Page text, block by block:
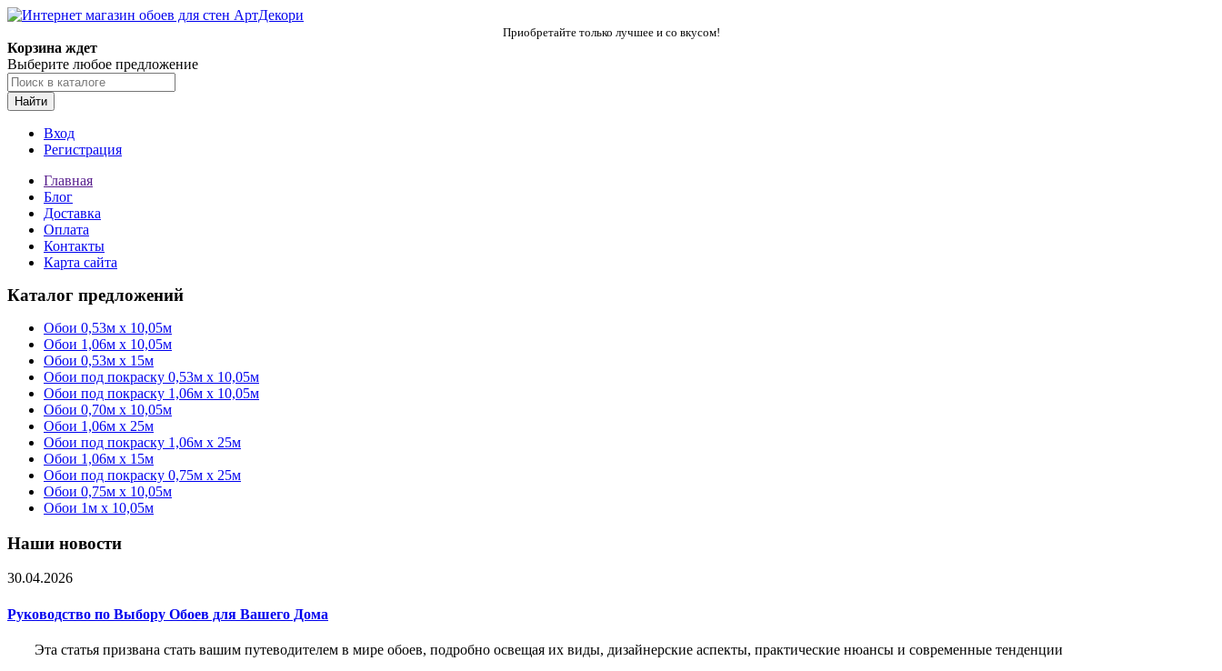
Приобретайте только лучшее и со вкусом!
Корзина ждет
Выберите любое предложение
Найти
Вход
Регистрация
Главная
Блог
Доставка
Оплата
Контакты
Карта сайта
Каталог предложений
Обои 0,53м x 10,05м
Обои 1,06м х 10,05м
Обои 0,53м x 15м
Обои под покраску 0,53м x 10,05м
Обои под покраску 1,06м х 10,05м
Обои 0,70м x 10,05м
Обои 1,06м x 25м
Обои под покраску 1,06м x 25м
Обои 1,06м x 15м
Обои под покраску 0,75м x 25м
Обои 0,75м x 10,05м
Обои 1м х 10,05м
Наши новости
30.04.2026
Руководство по Выбору Обоев для Вашего Дома
Эта статья призвана стать вашим путеводителем в мире обоев, подробно освещая их виды, дизайнерские аспекты, практические нюансы и современные тенденции